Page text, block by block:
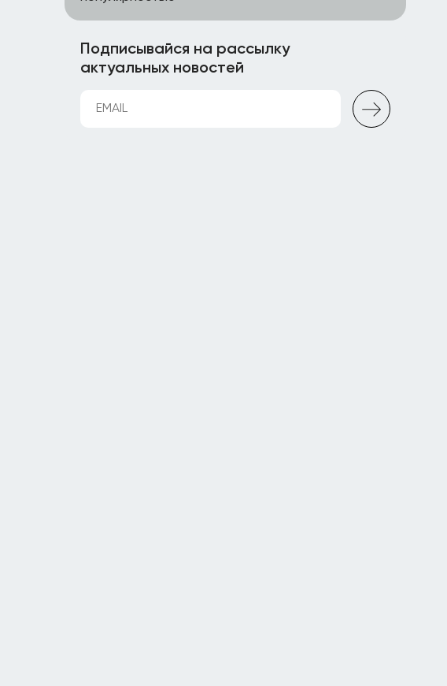
Подписывайся на рассылку
актуальных новостей